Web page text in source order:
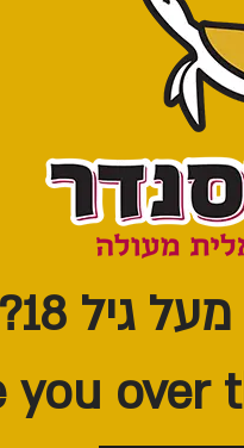
גיל 18?